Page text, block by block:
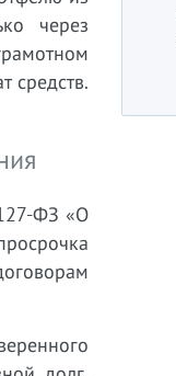
через
средств.
ФЗ «О